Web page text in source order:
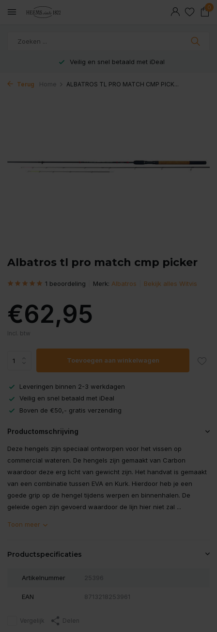
0
Veilig en snel betaald met iDeal
Terug Home ALBATROS TL PRO MATCH CMP PICK...
Albatros tl pro match cmp picker
1 beoordeling Merk: Albatros Bekijk alles Witvis
€62,95
Incl. btw
Toevoegen aan winkelwagen
Leveringen binnen 2-3 werkdagen
Veilig en snel betaald met iDeal
Boven de €50,- gratis verzending
Productomschrijving
Deze hengels zijn speciaal ontworpen voor het vissen op
commercial wateren. De hengels zijn gemaakt van Carbon
waardoor deze erg licht van gewicht zijn. Het handvat is gemaakt
van een combinatie tussen EVA en Kurk. Hierdoor heb je een
goede grip op de hengel tijdens werpen en binnenhalen. De
geleide ogen zijn gevoerd waardoor de lijn hier niet zal ...
Toon meer
Productspecificaties
Artikelnummer 25396
EAN 8713218253961
Vergelijk Delen